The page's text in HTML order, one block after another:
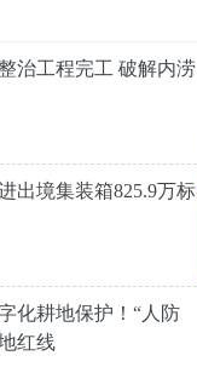
完工 破解内涝
出境集装箱825.9万标
化耕地保护！“人防
红线